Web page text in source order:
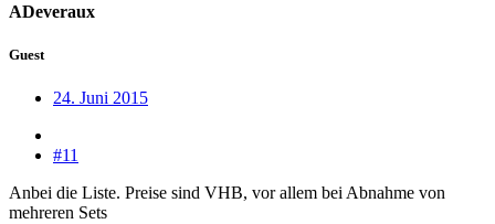
ADeveraux
Guest
24. Juni 2015
#11
Anbei die Liste. Preise sind VHB, vor allem bei Abnahme von
mehreren Sets